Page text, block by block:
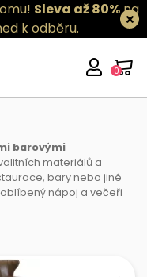
Sleva až 80%na
k odběru.
0
barovými
materiálů a
bary nebo jiné
nápoj a večeři